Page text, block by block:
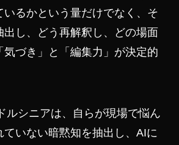
いるかという量だけでなく、そ
出し、どう再解釈し、どの場面
気づき」と「編集力」が決定的
ルシニアは、自らが現場で悩ん
ていない暗黙知を抽出し、AIに